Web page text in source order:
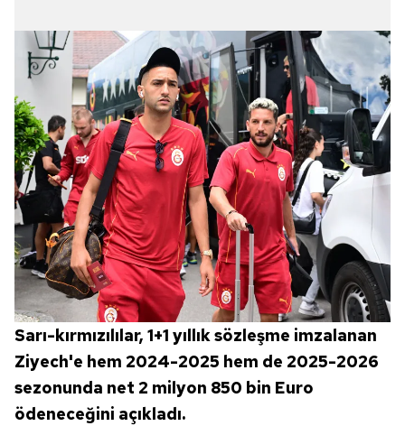
Sarı-kırmızılılar, 1+1 yıllık sözleşme imzalanan
Ziyech'e hem 2024-2025 hem de 2025-2026
sezonunda net 2 milyon 850 bin Euro
ödeneceğini açıkladı.